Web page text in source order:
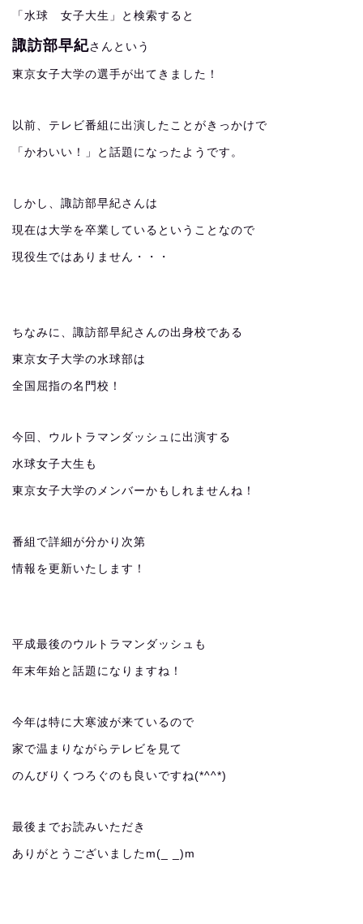
「水球 女子大生」と検索すると
諏訪部早紀さんという
東京女子大学の選手が出てきました！
以前、テレビ番組に出演したことがきっかけで
「かわいい！」と話題になったようです。
しかし、諏訪部早紀さんは
現在は大学を卒業しているということなので
現役生ではありません・・・
ちなみに、諏訪部早紀さんの出身校である
東京女子大学の水球部は
全国屈指の名門校！
今回、ウルトラマンダッシュに出演する
水球女子大生も
東京女子大学のメンバーかもしれませんね！
番組で詳細が分かり次第
情報を更新いたします！
平成最後のウルトラマンダッシュも
年末年始と話題になりますね！
今年は特に大寒波が来ているので
家で温まりながらテレビを見て
のんびりくつろぐのも良いですね(*^^*)
最後までお読みいただき
ありがとうございましたm(_ _)m